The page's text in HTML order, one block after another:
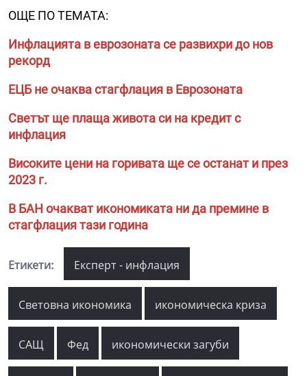
ОЩЕ ПО ТЕМАТА:
Инфлацията в еврозоната се развихри до нов
рекорд
ЕЦБ не очаква стагфлация в Еврозоната
Светът ще плаща живота си на кредит с
инфлация
Високите цени на горивата ще се останат и през
2023 г.
В БАН очакват икономиката ни да премине в
стагфлация тази година
Етикети: Експерт - инфлация
Световна икономика икономическа криза
САЩ Фед икономически загуби